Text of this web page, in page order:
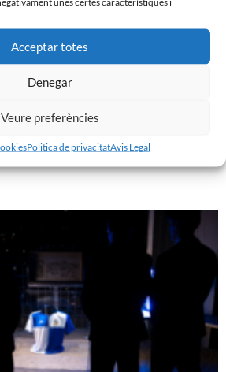
Acceptar totes
Denegar
Veure preferències
Politica de privacitatAvis Legal